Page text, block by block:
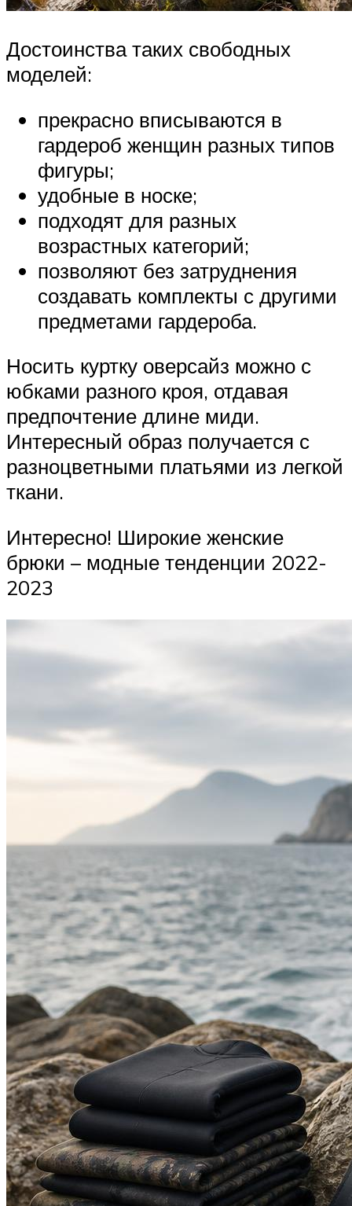
Достоинства таких свободных
моделей:
прекрасно вписываются в
гардероб женщин разных типов
фигуры;
удобные в носке;
подходят для разных
возрастных категорий;
позволяют без затруднения
создавать комплекты с другими
предметами гардероба.
Носить куртку оверсайз можно с
юбками разного кроя, отдавая
предпочтение длине миди.
Интересный образ получается с
разноцветными платьями из легкой
ткани.
Интересно! Широкие женские
брюки – модные тенденции 2022-
2023